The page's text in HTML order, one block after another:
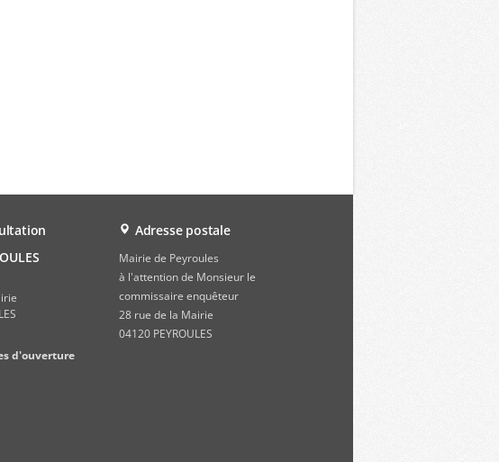
d'ouverture
Adresse postale
Mairie de Peyroules
à l'attention de Monsieur le
commissaire enquêteur
28 rue de la Mairie
04120 PEYROULES